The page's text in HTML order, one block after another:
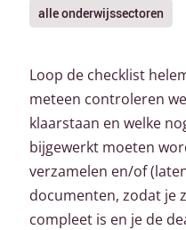
alle onderwijssectoren
Loop de checklist
meteen controleren
klaarstaan en welke
bijgewerkt moeten
verzamelen en/of
documenten, zodat je
compleet is en je de